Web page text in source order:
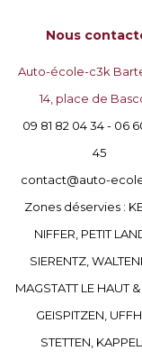
Nous
Auto-école-c3k
14, place de
09 81 82 04 34 - 06
45
contact@auto-
Zones déservies :
NIFFER, PETIT
SIERENTZ,
MAGSTATT LE HAUT &
GEISPITZEN,
STETTEN,